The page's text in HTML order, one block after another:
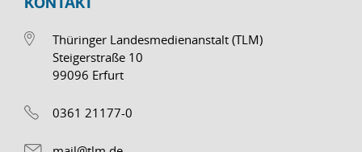
Thüringer Landesmedienanstalt (TLM)
Steigerstraße 10
99096 Erfurt
0361 21177-0